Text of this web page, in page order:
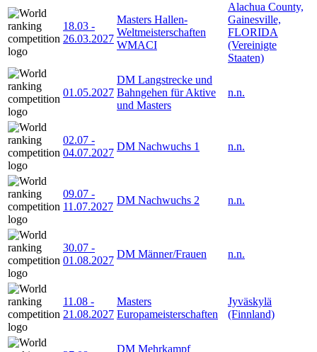
18.03 -
26.03.2027
Masters Hallen-
Weltmeisterschaften
WMACI
Alachua County,
Gainesville,
FLORIDA
(Vereinigte
Staaten)
01.05.2027
DM Langstrecke und
Bahngehen für Aktive
und Masters
n.n.
02.07 -
04.07.2027
DM Nachwuchs 1 n.n.
09.07 -
11.07.2027
DM Nachwuchs 2 n.n.
30.07 -
01.08.2027
DM Männer/Frauen n.n.
11.08 -
21.08.2027
Masters
Europameisterschaften
Jyväskylä
(Finnland)
DM Mehrkampf